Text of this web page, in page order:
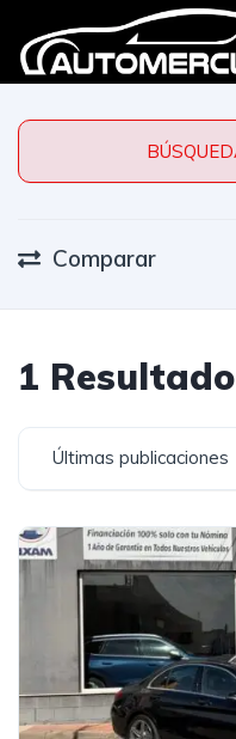
Comparar
1 Resultado
Últimas publicaciones